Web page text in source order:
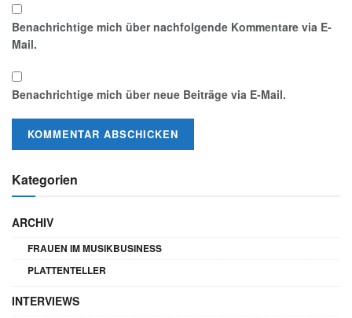
Benachrichtige mich über nachfolgende Kommentare via E-
Mail.
Benachrichtige mich über neue Beiträge via E-Mail.
Kategorien
ARCHIV
FRAUEN IM MUSIKBUSINESS
PLATTENTELLER
INTERVIEWS